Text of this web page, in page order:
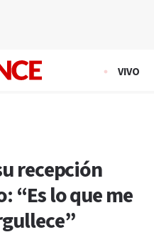
VIVO
recepción
“Es lo que me